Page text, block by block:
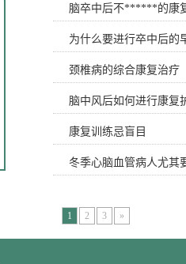
脑卒中后不******的康
为什么要进行卒中后的
颈椎病的综合康复治疗
脑中风后如何进行康复
康复训练忌盲目
冬季心脑血管病人尤其
1 2 3 »